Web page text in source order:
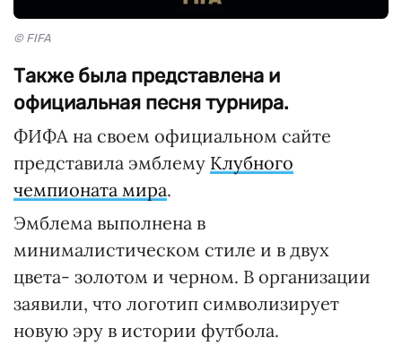
© FIFA
Также была представлена и
официальная песня турнира.
ФИФА на своем официальном сайте
представила эмблему Клубного
чемпионата мира.
Эмблема выполнена в
минималистическом стиле и в двух
цвета- золотом и черном. В организации
заявили, что логотип символизирует
новую эру в истории футбола.